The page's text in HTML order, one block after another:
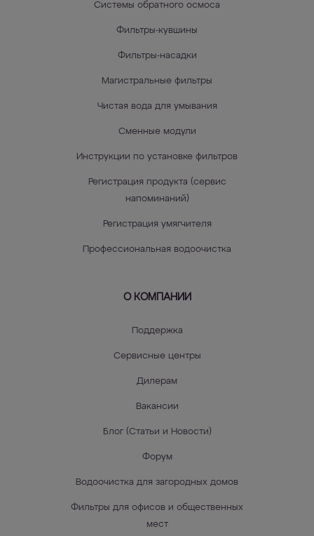
Системы обратного осмоса
Фильтры-кувшины
Фильтры-насадки
Магистральные фильтры
Чистая вода для умывания
Сменные модули
Инструкции по установке фильтров
Регистрация продукта (сервис
напоминаний)
Регистрация умягчителя
Профессиональная водоочистка
О КОМПАНИИ
Поддержка
Сервисные центры
Дилерам
Вакансии
Блог (Статьи и Новости)
Форум
Водоочистка для загородных домов
Фильтры для офисов и общественных
мест